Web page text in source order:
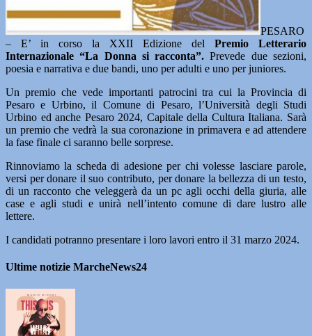
PESARO
– E’ in corso la XXII Edizione del Premio Letterario
Internazionale “La Donna si racconta”. Prevede due sezioni,
poesia e narrativa e due bandi, uno per adulti e uno per juniores.
Un premio che vede importanti patrocini tra cui la Provincia di
Pesaro e Urbino, il Comune di Pesaro, l’Università degli Studi
Urbino ed anche Pesaro 2024, Capitale della Cultura Italiana. Sarà
un premio che vedrà la sua coronazione in primavera e ad attendere
la fase finale ci saranno belle sorprese.
Rinnoviamo la scheda di adesione per chi volesse lasciare parole,
versi per donare il suo contributo, per donare la bellezza di un testo,
di un racconto che veleggerà da un pc agli occhi della giuria, alle
case e agli studi e unirà nell’intento comune di dare lustro alle
lettere.
I candidati potranno presentare i loro lavori entro il 31 marzo 2024.
Ultime notizie MarcheNews24